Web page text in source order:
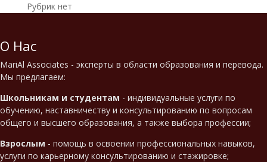
Рубрик нет
О Нас
MariAl Associates - эксперты в области образования и перевода.
Мы предлагаем:
Школьникам и студентам - индивидуальные услуги по
обучению, наставничеству и консультированию по вопросам
общего и высшего образования, а также выбора профессии;
Взрослым - помощь в освоении профессиональных навыков,
услуги по карьерному консультированию и стажировке;